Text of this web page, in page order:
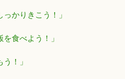
かりきこう！」
食べよう！」
！」